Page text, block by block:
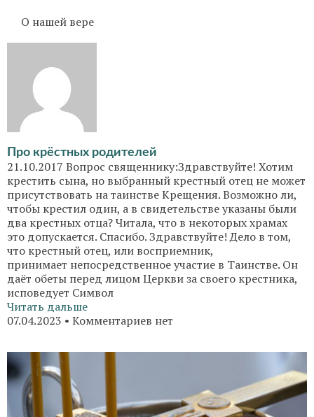
О нашей вере
Про крёстных родителей
21.10.2017 Вопрос священнику:Здравствуйте! Хотим
крестить сына, но выбранный крестный отец не может
присутствовать на таинстве Крещения. Возможно ли,
чтобы крестил один, а в свидетельстве указаны были
два крестных отца? Читала, что в некоторых храмах
это допускается. Спасибо. Здравствуйте! Дело в том,
что крестный отец, или восприемник,
принимает непосредственное участие в Таинстве. Он
даёт обеты перед лицом Церкви за своего крестника,
исповедует Символ
Читать дальше
07.04.2023
Комментариев нет